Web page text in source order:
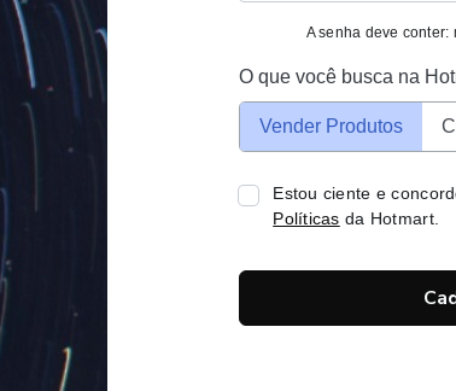
A senha deve
O que você busca na
Vender Produtos
Estou ciente e
Políticas da Hotmart.